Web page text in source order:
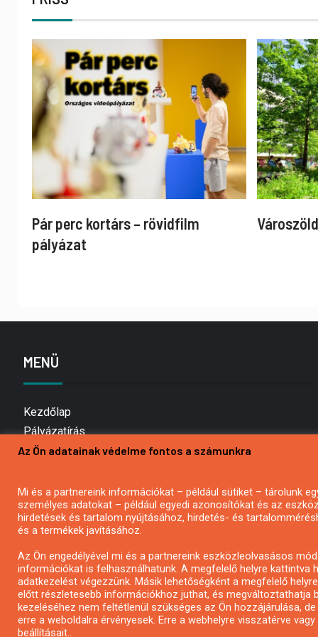
Pár perc kortárs – rövidfilm
pályázat
MENÜ
Kezdőlap
Pályázatírás
Bemutatkozás
Hírlevél feliratkozás
Impresszum
Kapcsolat
Az Ön adatainak védelme fontos a számunkra
Mi és a partnereink információkat – például sütiket – tárolunk
személyes adatokat – például egyedi azonosítókat és az
hirdetések és tartalom nyújtásához, hirdetés- és
és a termékek javításához.
Az Ön engedélyével mi és a partnereink eszközleolvasásos
információkat is felhasználhatunk. A megfelelő helyre
adatkezelést végezzünk. Másik lehetőségként a megfelelő
előtt részletesebb információkhoz juthat, és megváltoztathatja
kezeléséhez nem feltétlenül szükséges az Ön hozzájárulása,
erre a weboldalra érvényesek. Erre a webhelyre visszatérve
beállításait..